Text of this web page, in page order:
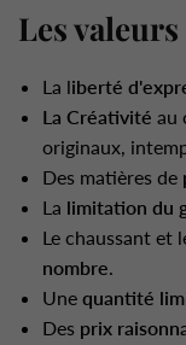
Les
La liberté
La Créativité au
originaux,
Des matières de
La limitation du
Le chaussant et
nombre.
Une quantité
Des prix